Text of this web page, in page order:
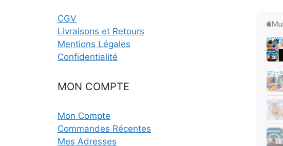
CGV
Livraisons et Retours
Mentions Légales
Confidentialité
MON COMPTE
Mon Compte
Commandes Récentes
Mes Adresses